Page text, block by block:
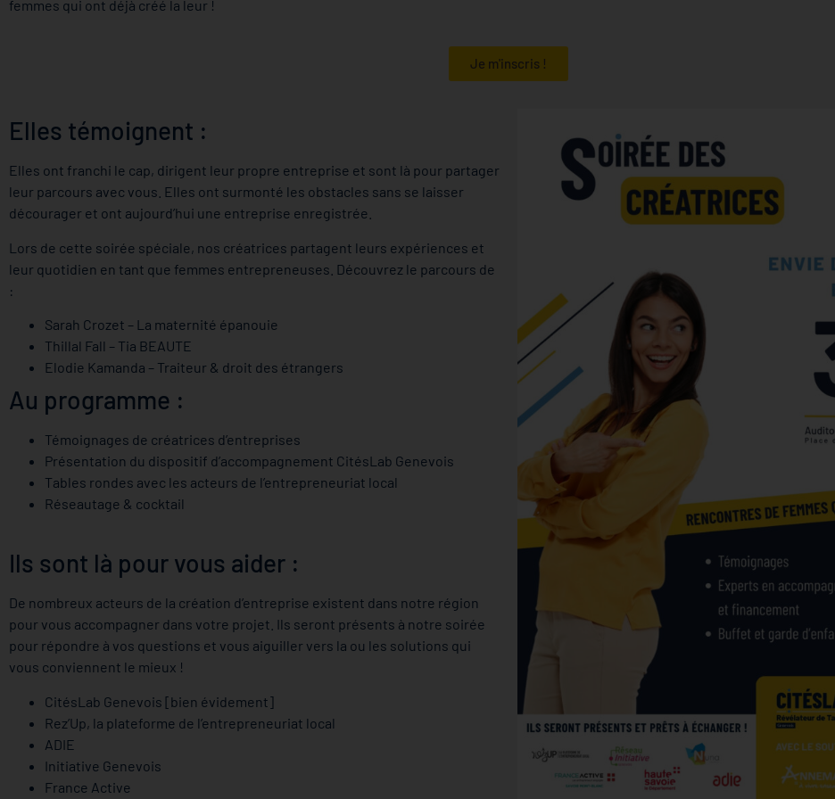
femmes qui ont déjà créé la leur !
Je m'inscris !
Elles témoignent :
Elles ont franchi le cap, dirigent leur propre entreprise et sont là pour partager
leur parcours avec vous. Elles ont surmonté les obstacles sans se laisser
décourager et ont aujourd’hui une entreprise enregistrée.
Lors de cette soirée spéciale, nos créatrices partagent leurs expériences et
leur quotidien en tant que femmes entrepreneuses. Découvrez le parcours de
:
Sarah Crozet – La maternité épanouie
Thillal Fall – Tia BEAUTE
Elodie Kamanda – Traiteur & droit des étrangers
Au programme :
Témoignages de créatrices d’entreprises
Présentation du dispositif d’accompagnement CitésLab Genevois
Tables rondes avec les acteurs de l’entrepreneuriat local
Réseautage & cocktail
Ils sont là pour vous aider :
De nombreux acteurs de la création d’entreprise existent dans notre région
pour vous accompagner dans votre projet. Ils seront présents à notre soirée
pour répondre à vos questions et vous aiguiller vers la ou les solutions qui
vous conviennent le mieux !
CitésLab Genevois [bien évidement]
Rez’Up, la plateforme de l’entrepreneuriat local
ADIE
Initiative Genevois
France Active